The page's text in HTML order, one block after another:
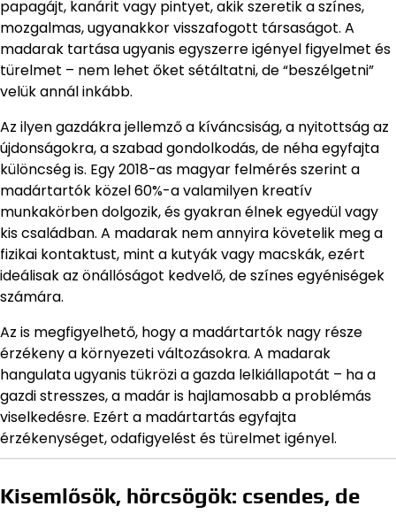
papagájt, kanárit vagy pintyet, akik szeretik a színes,
mozgalmas, ugyanakkor visszafogott társaságot. A
madarak tartása ugyanis egyszerre igényel figyelmet és
türelmet – nem lehet őket sétáltatni, de “beszélgetni”
velük annál inkább.
Az ilyen gazdákra jellemző a kíváncsiság, a nyitottság az
újdonságokra, a szabad gondolkodás, de néha egyfajta
különcség is. Egy 2018-as magyar felmérés szerint a
madártartók közel 60%-a valamilyen kreatív
munkakörben dolgozik, és gyakran élnek egyedül vagy
kis családban. A madarak nem annyira követelik meg a
fizikai kontaktust, mint a kutyák vagy macskák, ezért
ideálisak az önállóságot kedvelő, de színes egyéniségek
számára.
Az is megfigyelhető, hogy a madártartók nagy része
érzékeny a környezeti változásokra. A madarak
hangulata ugyanis tükrözi a gazda lelkiállapotát – ha a
gazdi stresszes, a madár is hajlamosabb a problémás
viselkedésre. Ezért a madártartás egyfajta
érzékenységet, odafigyelést és türelmet igényel.
Kisemlősök, hörcsögök: csendes, de